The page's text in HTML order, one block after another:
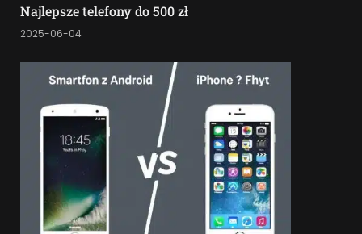
Najlepsze telefony do 500 zł
2025-06-04